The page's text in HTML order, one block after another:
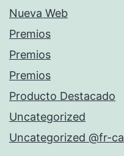
Nueva Web
Premios
Premios
Premios
Producto Destacado
Uncategorized
Uncategorized @fr-ca